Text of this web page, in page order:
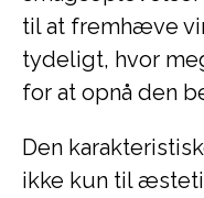
til at fremhæve
tydeligt, hvor
for at opnå den
Den
ikke kun til